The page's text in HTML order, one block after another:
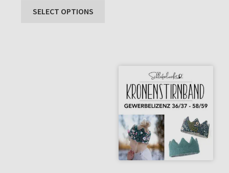
SELECT OPTIONS